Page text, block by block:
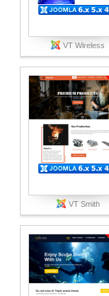
VT Wireless
VT Smith